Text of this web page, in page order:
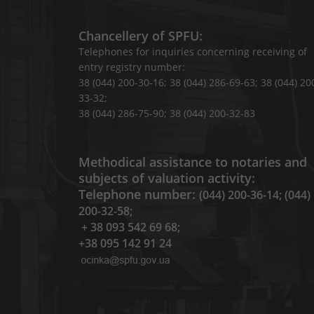
Chancellery of SPFU:
Telephones for inquiries concerning receiving of
entry registry number:
38 (044) 200-30-16; 38 (044) 286-69-63; 38 (044)
33-32;
38 (044) 286-75-90; 38 (044) 200-32-83
Methodical assistance to notaries and
subjects of valuation activity:
Telephone number: (044) 200-36-14; (044)
200-32-58;
+ 38 093 542 69 68;
+38 095 142 91 24